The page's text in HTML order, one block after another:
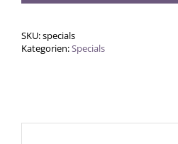
SKU:specials
Kategorien:Specials